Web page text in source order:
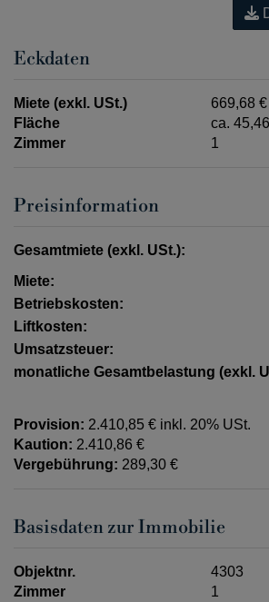
Eckdaten
Miete (exkl. USt.)
669,68 €
Fläche
ca.
Zimmer 1
Preisinformation
Gesamtmiete (exkl. USt.):
Miete:
Betriebskosten:
Liftkosten:
Umsatzsteuer:
monatliche Gesamtbelastung (exkl.
Provision: 2.410,85 € inkl. 20% USt.
Kaution: 2.410,86 €
Vergebührung: 289,30 €
Basisdaten zur Immobilie
Objektnr.
4303
Zimmer
1